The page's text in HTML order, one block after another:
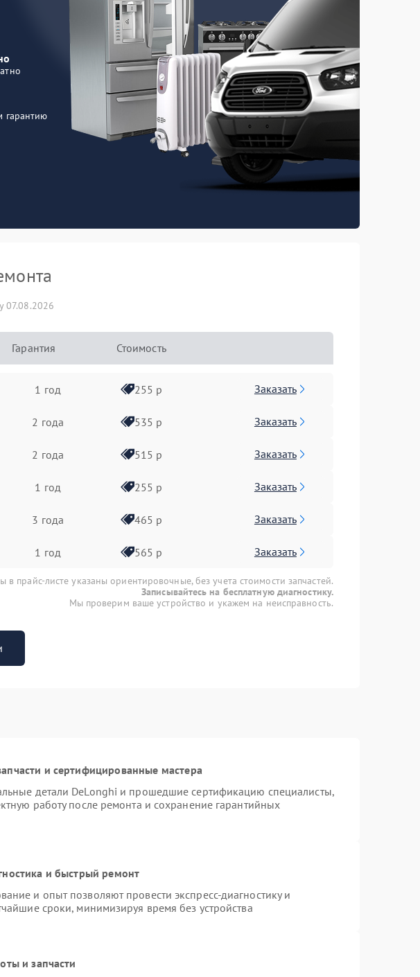
гарантию
07.08.2026
Гарантия Стоимость
1 год 255 р Заказать
2 года 535 р Заказать
2 года 515 р Заказать
1 год 255 р Заказать
3 года 465 р Заказать
1 год 565 р Заказать
в прайс-листе указаны ориентировочные, без учета стоимости запчастей.
Записывайтесь на бесплатную диагностику.
Мы проверим ваше устройство и укажем на неисправность.
и сертифицированные мастера
детали DeLonghi и прошедшие сертификацию специалисты,
работу после ремонта и сохранение гарантийных
и быстрый ремонт
и опыт позволяют провести экспресс-диагностику и
сроки, минимизируя время без устройства
и запчасти